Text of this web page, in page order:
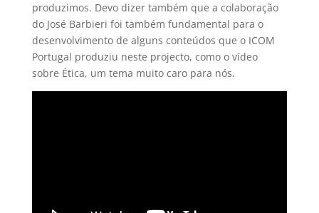
produzimos. Devo dizer também que a colaboração
do José Barbieri foi também fundamental para o
desenvolvimento de alguns conteúdos que o ICOM
Portugal produziu neste projecto, como o vídeo
sobre Ética, um tema muito caro para nós.